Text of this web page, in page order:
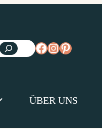
https://
https://
https://
ÜBER UNS